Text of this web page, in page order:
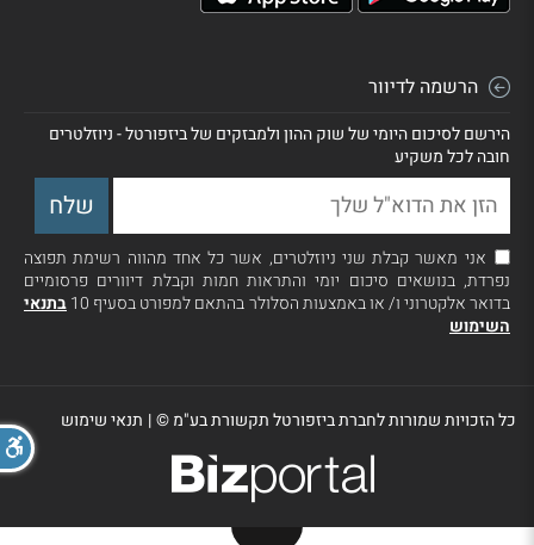
הרשמה לדיוור
הירשם לסיכום היומי של שוק ההון ולמבזקים של ביזפורטל - ניוזלטרים
חובה לכל משקיע
אני מאשר קבלת שני ניוזלטרים, אשר כל אחד מהווה רשימת תפוצה
נפרדת, בנושאים סיכום יומי והתראות חמות וקבלת דיוורים פרסומיים
בדואר אלקטרוני ו/ או באמצעות הסלולר בהתאם למפורט בסעיף 10
בתנאי
השימוש
כל הזכויות שמורות לחברת ביזפורטל תקשורת בע"מ ©| תנאי שימוש